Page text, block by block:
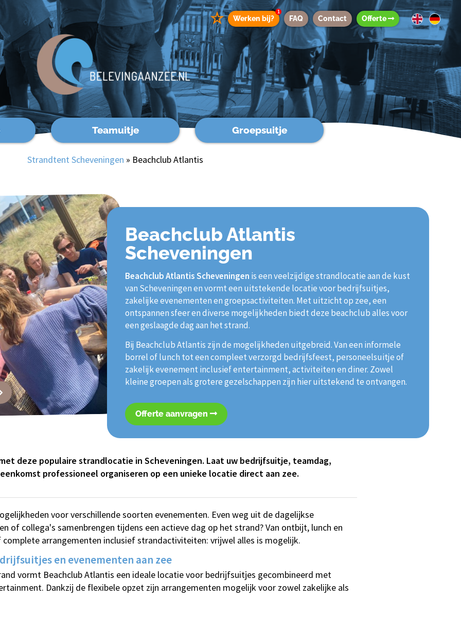
☆ Werken bij?
1
FAQ Contact Offerte
Teamuitje Groepsuitje
Strandtent Scheveningen » Beachclub Atlantis
Beachclub Atlantis
Scheveningen
Beachclub Atlantis Scheveningen is een veelzijdige strandlocatie aan de kust
van Scheveningen en vormt een uitstekende locatie voor bedrijfsuitjes,
zakelijke evenementen en groepsactiviteiten. Met uitzicht op zee, een
ontspannen sfeer en diverse mogelijkheden biedt deze beachclub alles voor
een geslaagde dag aan het strand.
Bij Beachclub Atlantis zijn de mogelijkheden uitgebreid. Van een informele
borrel of lunch tot een compleet verzorgd bedrijfsfeest, personeelsuitje of
zakelijk evenement inclusief entertainment, activiteiten en diner. Zowel
kleine groepen als grotere gezelschappen zijn hier uitstekend te ontvangen.
Offerte aanvragen
deze populaire strandlocatie in Scheveningen. Laat uw bedrijfsuitje, teamdag,
professioneel organiseren op een unieke locatie direct aan zee.
voor verschillende soorten evenementen. Even weg uit de dagelijkse
of collega's samenbrengen tijdens een actieve dag op het strand? Van ontbijt, lunch en
arrangementen inclusief strandactiviteiten: vrijwel alles is mogelijk.
en evenementen aan zee
vormt Beachclub Atlantis een ideale locatie voor bedrijfsuitjes gecombineerd met
Dankzij de flexibele opzet zijn arrangementen mogelijk voor zowel zakelijke als